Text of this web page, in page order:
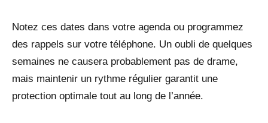
Notez ces dates dans votre agenda ou programmez
des rappels sur votre téléphone. Un oubli de quelques
semaines ne causera probablement pas de drame,
mais maintenir un rythme régulier garantit une
protection optimale tout au long de l’année.